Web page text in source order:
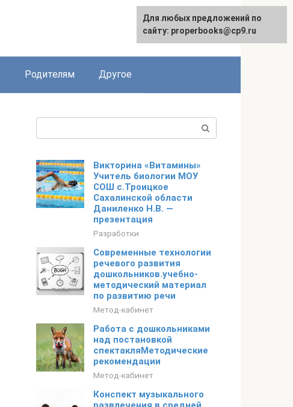
English
Родителям Другое
Викторина «Витамины»
Учитель биологии МОУ
СОШ с.Троицкое
Сахалинской области
Даниленко Н.В. —
презентация
Разработки
Современные технологии
речевого развития
дошкольников.учебно-
методический материал
по развитию речи
Метод-кабинет
Работа с дошкольниками
над постановкой
спектакляМетодические
рекомендации
Метод-кабинет
Конспект музыкального
Для любых предложений по
сайту: properbooks@cp9.ru